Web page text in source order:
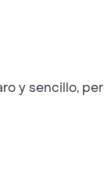
y sencillo,